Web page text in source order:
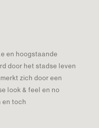
en hoogstaande
door het stadse leven
zich door een
look & feel en no
en toch